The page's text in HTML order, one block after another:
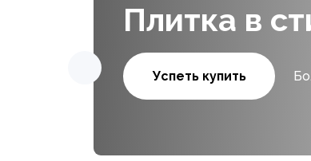
Плитка в
Успеть купить